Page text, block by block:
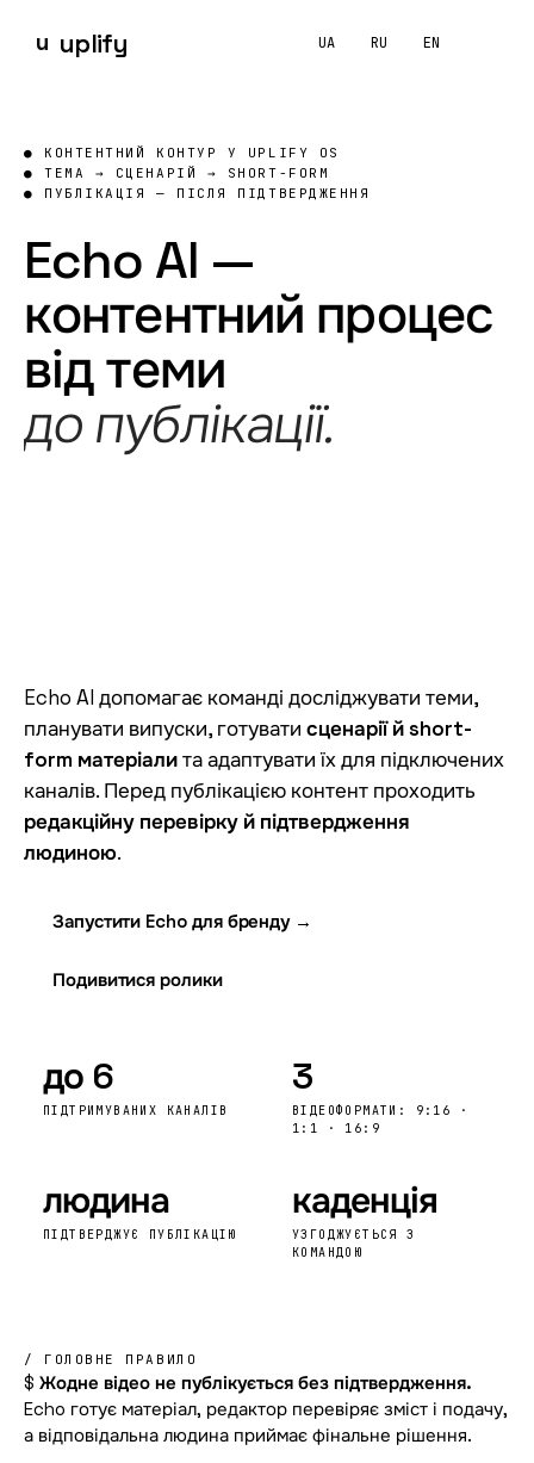
u uplify UA RU EN
Echo AI — контентний контурUPLIFY OS
КОНТЕНТНИЙ КОНТУР У UPLIFY OS
ТЕМА → СЦЕНАРІЙ → SHORT-FORM
ПУБЛІКАЦІЯ — ПІСЛЯ ПІДТВЕРДЖЕННЯ
Echo AI —
контентний процес
від теми
до публікації.
Echo AI допомагає команді досліджувати теми,
планувати випуски, готувати сценарії й short-
form матеріалита адаптувати їх для підключених
каналів. Перед публікацією контент проходить
редакційну перевірку й підтвердження
людиною.
Запустити Echo для бренду →
Подивитися ролики
до 6
ПІДТРИМУВАНИХ КАНАЛІВ
3
ВІДЕОФОРМАТИ: 9:16 ·
1:1 · 16:9
людина
ПІДТВЕРДЖУЄ ПУБЛІКАЦІЮ
каденція
УЗГОДЖУЄТЬСЯ З
КОМАНДОЮ
/ ГОЛОВНЕ ПРАВИЛО
$ Жодне відео не публікується без підтвердження.
Echo готує матеріал, редактор перевіряє зміст і подачу,
а відповідальна людина приймає фінальне рішення.